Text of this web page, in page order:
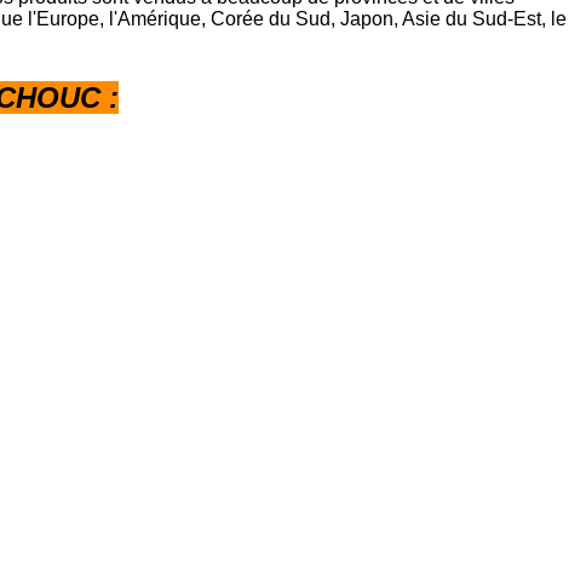
l'Europe, l'Amérique, Corée du Sud, Japon, Asie du Sud-Est, le
: